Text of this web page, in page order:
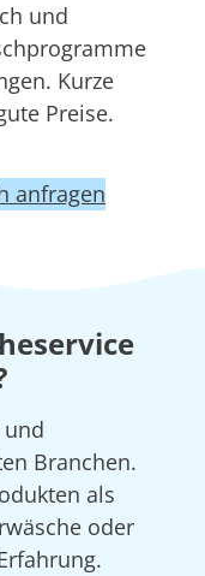
und
Kurze
Preise.
anfragen
Branchen.
als
oder